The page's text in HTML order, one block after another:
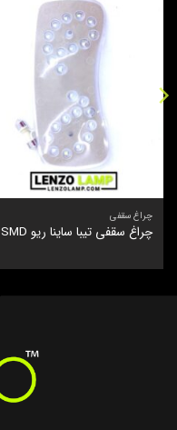
چراغ سقفی
چراغ سقفی تیبا ساینا ریو SMD